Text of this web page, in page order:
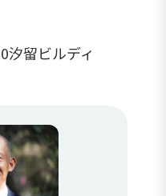
汐留ビルディ